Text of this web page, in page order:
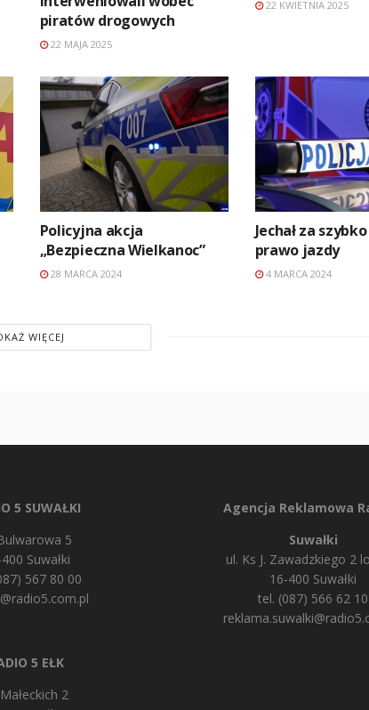
piratów drogowych
22 MAJA 2025
22 KWIETNIA 2025
Policyjna akcja
„Bezpieczna Wielkanoc”
28 MARCA 2024
Jechał za
prawo jazdy
4 MARCA 2024
WIĘCEJ
5 SUWAŁKI
5
Suwałki
567 80 00
5 EŁK
2
Agencja Reklamowa
Suwałki
ul. Ks J. Zawadzkiego 2
16-400 Suwałki
tel. (087) 566 62 10